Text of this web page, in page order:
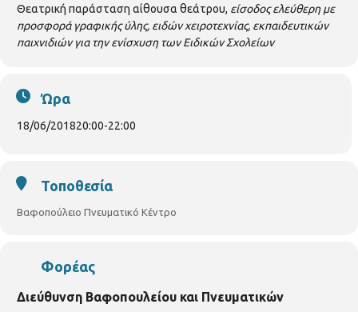
Θεατρική παράσταση αίθουσα θεάτρου, είσοδος ελεύθερη με
προσφορά γραφικής ύλης, ειδών χειροτεχνίας, εκπαιδευτικών
παιχνιδιών για την ενίσχυση των Ειδικών Σχολείων
Ώρα
18/06/201820:00-22:00
Τοποθεσία
Βαφοπούλειο Πνευματικό Κέντρο
Φορέας
Διεύθυνση Βαφοπουλείου και Πνευματικών